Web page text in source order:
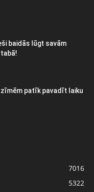
baidās lūgt savām
patīk pavadīt laiku
7016
5322